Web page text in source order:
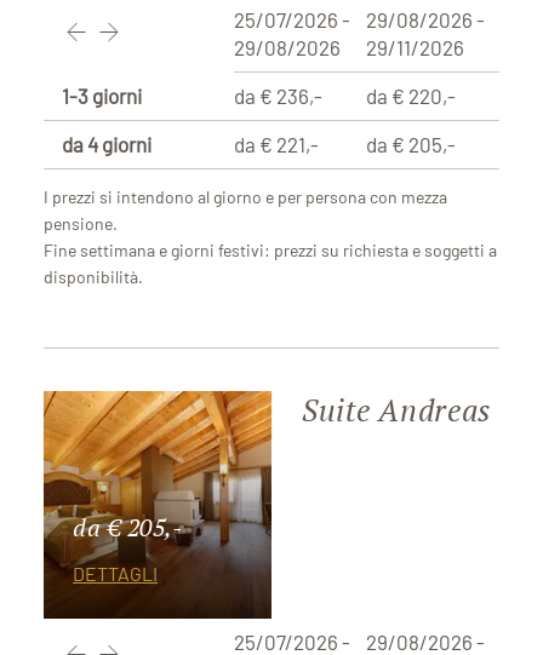
25/07/2026 -
29/08/2026
29/08/2026 -
29/11/2026
1-3 giorni
da 4 giorni
da € 236,-
da € 221,-
da € 220,-
da € 205,-
I prezzi si intendono al giorno e per persona con mezza
pensione.
Fine settimana e giorni festivi: prezzi su richiesta e soggetti a
disponibilità.
da € 205,-
DETTAGLI
Suite Andreas
25/07/2026 -
29/08/2026 -